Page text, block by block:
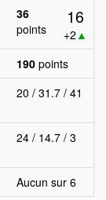
36
points
16
+2 ▲
190 points
20 / 31.7 / 41
24 / 14.7 / 3
Aucun sur 6